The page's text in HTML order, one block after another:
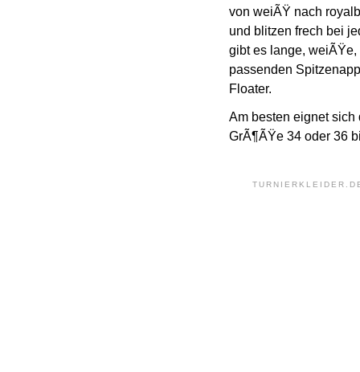
von weiÃŸ nach
und blitzen frech bei
gibt es lange,
passenden
Floater.
Am besten eignet
GrÃ¶ÃŸe 34 oder 36